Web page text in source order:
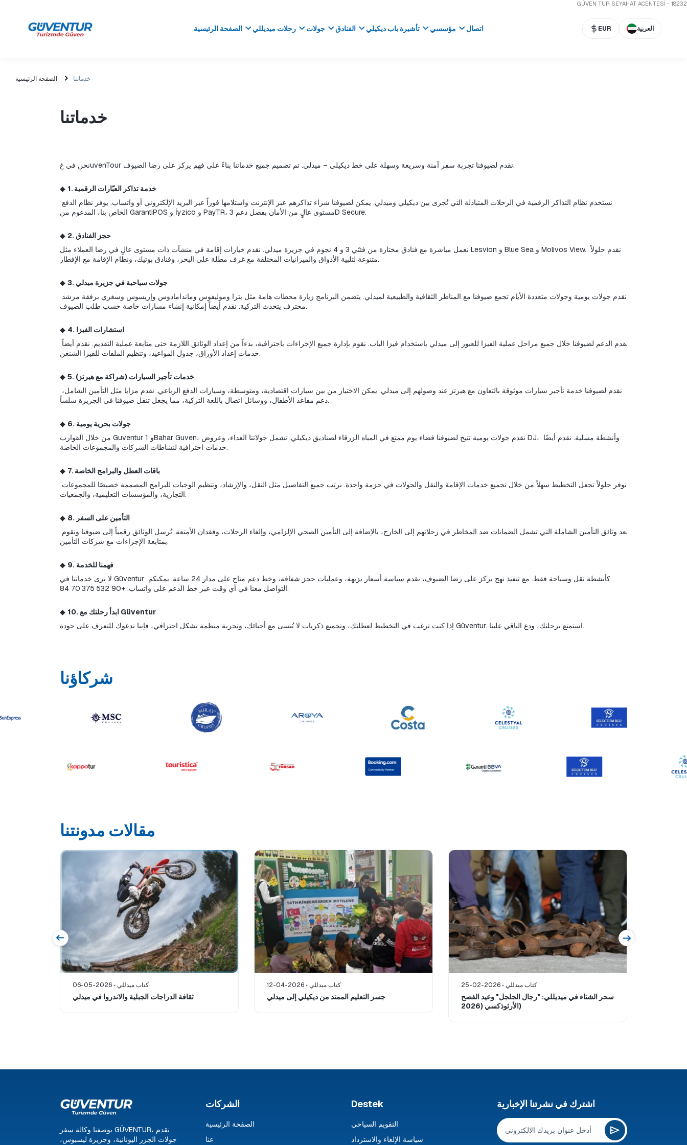
GÜVEN TUR SEYAHAT ACENTESİ - 18232
الصفحة الرئيسية رحلات ميديللي جولات الفنادق تأشيرة باب ديكيلي مؤسسي اتصال EUR العربية
الصفحة الرئيسية خدماتنا
خدماتنا
نحن في غuvenTour نقدم لضيوفنا تجربة سفر آمنة وسريعة وسهلة على خط ديكيلي – ميدلي. تم تصميم جميع خدماتنا بناءً على فهم يركز على رضا الضيوف.
◆
1. خدمة تذاكر العبّارات الرقمية
الخاص بنا، المدعوم من GarantiPOS و İyzico و PayTR، مستوى عالٍ من الأمان بفضل دعم 3D Secure.
◆
2. حجز الفنادق
نعمل مباشرة مع فنادق مختارة من فئتَي 3 و 4 نجوم في جزيرة ميدلي. نقدم خيارات إقامة في منشآت ذات مستوى عالٍ في رضا العملاء مثل Lesvion و Blue Sea و Molivos View. نقدم حلولاً
متنوعة لتلبية الأذواق والميزانيات المختلفة مع غرف مطلة على البحر، وفنادق بوتيك، ونظام الإقامة مع الإفطار.
◆
3. جولات سياحية في جزيرة ميدلي
محترف يتحدث التركية. نقدم أيضاً إمكانية إنشاء مسارات خاصة حسب طلب الضيوف.
◆
4. استشارات الفيزا
نقدم الدعم لضيوفنا خلال جميع مراحل عملية الفيزا للعبور إلى ميدلي باستخدام فيزا الباب. نقوم بإدارة جميع الإجراءات باحترافية، بدءاً من إعداد الوثائق اللازمة حتى متابعة عملية التقديم. نقدم أيضاً
خدمات إعداد الأوراق، جدول المواعيد، وتنظيم الملفات للفيزا الشنغن.
◆
5. خدمات تأجير السيارات (شراكة مع هيرتز)
دعم مقاعد الأطفال، ووسائل اتصال باللغة التركية، مما يجعل تنقل ضيوفنا في الجزيرة سلساً.
◆
6. جولات بحرية يومية
من خلال القوارب Guventur 1 وBahar Guven، نقدم جولات يومية تتيح لضيوفنا قضاء يوم ممتع في المياه الزرقاء لصناديق ديكيلي. تشمل جولاتنا الغداء، وعروض DJ، وأنشطة مسلية. نقدم أيضًا
خدمات احترافية لنشاطات الشركات والمجموعات الخاصة.
◆
7. باقات العطل والبرامج الخاصة
التجارية، والمؤسسات التعليمية، والجمعيات.
◆
8. التأمين على السفر
بمتابعة الإجراءات مع شركات التأمين.
◆
9. فهمنا للخدمة
لا نرى خدماتنا في Güventur كأنشطة نقل وسياحة فقط. مع تنفيذ نهج يركز على رضا الضيوف، نقدم سياسة أسعار نزيهة، وعمليات حجز شفافة، وخط دعم متاح على مدار 24 ساعة. يمكنكم
التواصل معنا في أي وقت عبر خط الدعم على واتساب: +90 532 375 70 84.
◆
10. ابدأ رحلتك مع Güventur
إذا كنت ترغب في التخطيط لعطلتك، وتجميع ذكريات لا تُنسى مع أحبائك، وتجربة منظمة بشكل احترافي، فإننا ندعوك للتعرف على جودة Güventur. استمتع برحلتك، ودع الباقي علينا.
شركاؤنا
مقالات مدونتنا
06-05-2026 كتاب ميدللي
ثقافة الدراجات الجبلية والاندروا في ميدلي
12-04-2026 كتاب ميدللي
جسر التعليم الممتد من ديكيلي إلى ميدلي
25-02-2026 كتاب ميدللي
سحر الشتاء في ميديللي: "رجال الجلجل" وعيد الفصح
الأرثوذكسي (2026)
بوصفنا وكالة سفر GÜVENTUR، نقدم
جولات الجزر اليونانية، وجزيرة ليسبوس،
الشركات
الصفحة الرئيسية
عنا
Destek
التقويم السياحي
سياسة الإلغاء والاسترداد
اشترك في نشرتنا الإخبارية